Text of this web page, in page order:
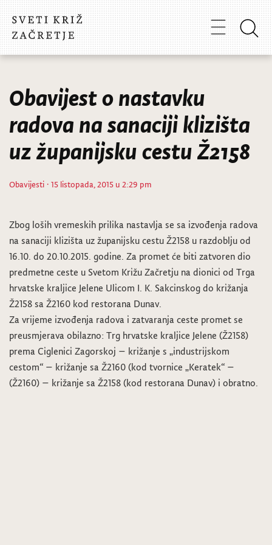
Obavijest o nastavku
radova na sanaciji klizišta
uz županijsku cestu Ž2158
Obavijesti · 15 listopada, 2015 u 2:29 pm
Zbog loših vremeskih prilika nastavlja se sa izvođenja radova
na sanaciji klizišta uz županijsku cestu Ž2158 u razdoblju od
16.10. do 20.10.2015. godine. Za promet će biti zatvoren dio
predmetne ceste u Svetom Križu Začretju na dionici od Trga
hrvatske kraljice Jelene Ulicom I. K. Sakcinskog do križanja
Ž2158 sa Ž2160 kod restorana Dunav.
Za vrijeme izvođenja radova i zatvaranja ceste promet se
preusmjerava obilazno: Trg hrvatske kraljice Jelene (Ž2158)
prema Ciglenici Zagorskoj – križanje s „industrijskom
cestom“ – križanje sa Ž2160 (kod tvornice „Keratek“ –
(Ž2160) – križanje sa Ž2158 (kod restorana Dunav) i obratno.